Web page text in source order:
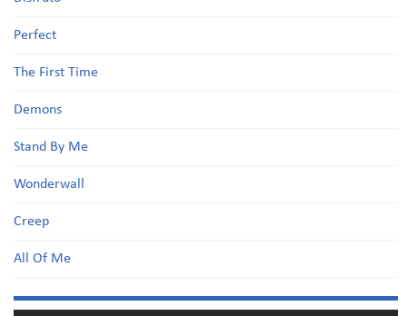
Perfect
The First Time
Demons
Stand By Me
Wonderwall
Creep
All Of Me